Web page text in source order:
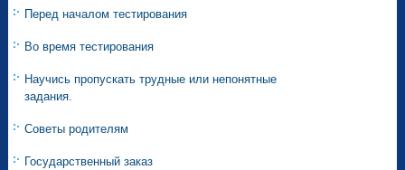
Перед началом тестирования
Во время тестирования
Научись пропускать трудные или непонятные
задания.
Советы родителям
Государственный заказ